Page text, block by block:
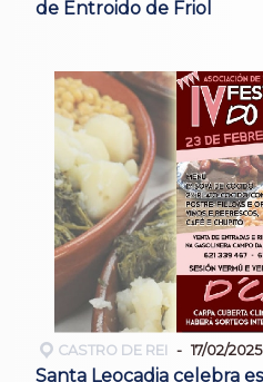
de Entroido de Friol
CASTRO DE REI 17/02/2025
Santa Leocadia celebra